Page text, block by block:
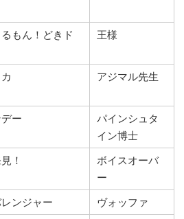
もん！どきド
王様
アジマル先生
ー
パインシュタ
イン博士
！
ボイスオーバ
ー
ンジャー
ヴォッファ